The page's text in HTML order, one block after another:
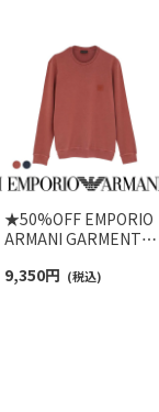
★50%OFF EMPORIO
ARMANI GARMENT
SWEATSHIRT 長袖 ス
9,350円 (税込)